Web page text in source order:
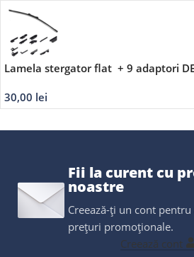
Lamela stergator flat + 9 adaptori
30,00 lei
Fii la curent cu
noastre
Creează-ți un cont
prețuri promoționale.
Creează cont